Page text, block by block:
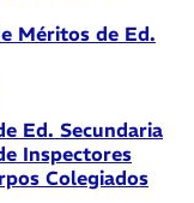
Méritos de Ed.
Ed. Secundaria
Inspectores
Colegiados